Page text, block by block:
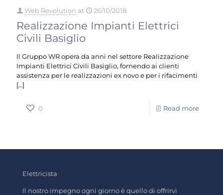
Web Revolution at 26/10/2018
Realizzazione Impianti Elettrici
Civili Basiglio
Il Gruppo WR opera da anni nel settore Realizzazione
Impianti Elettrici Civili Basiglio, fornendo ai clienti
assistenza per le realizzazioni ex novo e per i rifacimenti
[…]
0 Read more
Elettricista
Il nostro impegno ogni giorno è quello di offrirvi